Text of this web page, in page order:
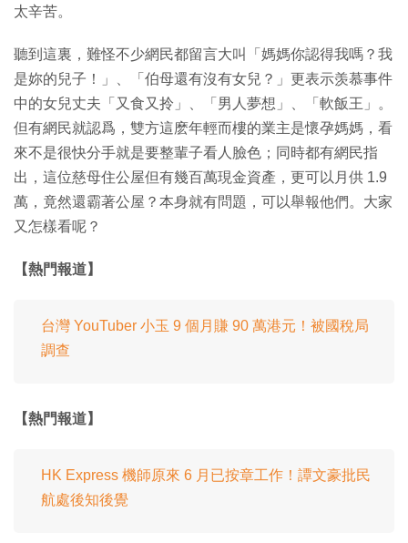
太辛苦。
聽到這裏，難怪不少網民都留言大叫「媽媽你認得我嗎？我
是妳的兒子！」、「伯母還有沒有女兒？」更表示羡慕事件
中的女兒丈夫「又食又拎」、「男人夢想」、「軟飯王」。
但有網民就認爲，雙方這麽年輕而樓的業主是懷孕媽媽，看
來不是很快分手就是要整輩子看人臉色；同時都有網民指
出，這位慈母住公屋但有幾百萬現金資產，更可以月供 1.9
萬，竟然還霸著公屋？本身就有問題，可以舉報他們。大家
又怎樣看呢？
【熱門報道】
台灣 YouTuber 小玉 9 個月賺 90 萬港元！被國稅局
調查
【熱門報道】
HK Express 機師原來 6 月已按章工作！譚文豪批民
航處後知後覺